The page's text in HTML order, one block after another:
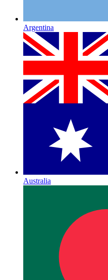
Argentina
Australia